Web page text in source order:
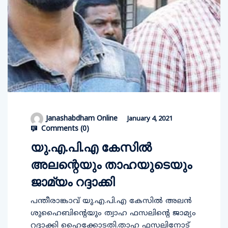
Janashabdham Online January 4, 2021
Comments (0)
യു.എ.പി.എ കേസില്‍
അലന്റെയും താഹയുടെയും
ജാമ്യം റദ്ദാക്കി
പന്തീരാങ്കാവ് യു.എ.പി.എ കേസില്‍ അലൻ
ശുഹൈബിന്റെയും ത്വാഹ ഫസലിന്റെ ജാമ്യം
റദ്ദാക്കി ഹൈക്കോടതി.താഹ ഫസലിനോട്